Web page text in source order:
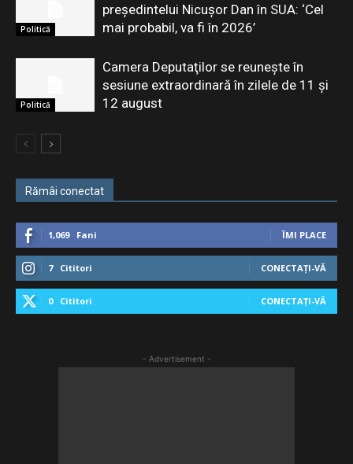
Politică
președintelui Nicușor Dan în SUA: ‘Cel
mai probabil, va fi în 2026’
Politică
Camera Deputaţilor se reuneşte în
sesiune extraordinară în zilele de 11 şi
12 august
Rămâi conectat
1,069 Fani ÎMI PLACE
7 Cititori CONECTAȚI-VĂ
0 Cititori CONECTAȚI-VĂ
- Advertisement -